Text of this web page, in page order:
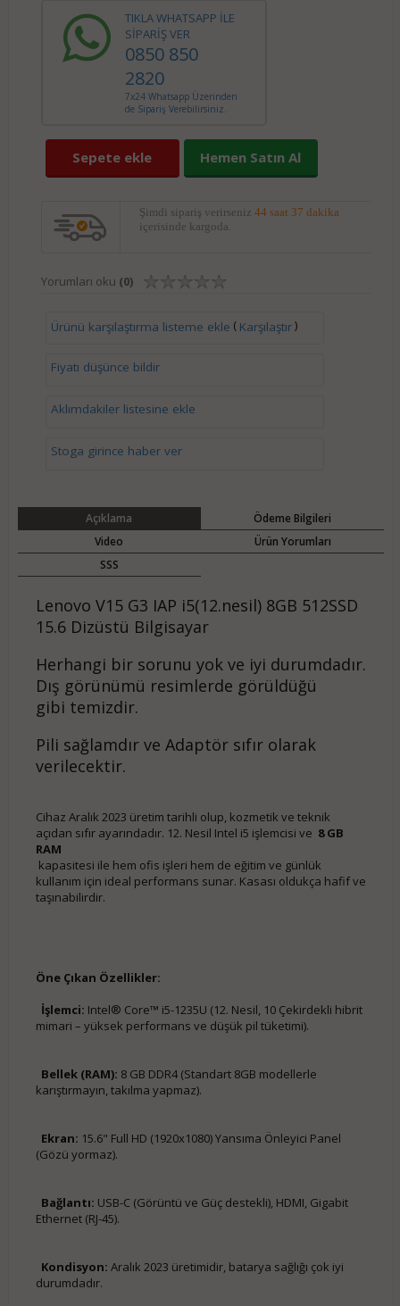
TIKLA WHATSAPP İLE
SİPARİŞ VER
0850 850
2820
7x24 Whatsapp Üzerinden
de Sipariş Verebilirsiniz.
Sepete ekle Hemen Satın Al
Şimdi sipariş verirseniz 44 saat 37 dakika
içerisinde kargoda.
Yorumları oku (0)
Ürünü karşılaştırma listeme ekle ( Karşılaştır)
Fiyatı düşünce bildir
Aklımdakiler listesine ekle
Stoga girince haber ver
Açıklama
Ödeme Bilgileri
Video
Ürün Yorumları
SSS
Lenovo V15 G3 IAP i5(12.nesil) 8GB 512SSD
15.6 Dizüstü Bilgisayar
Herhangi bir sorunu yok ve iyi durumdadır.
Dış görünümü resimlerde görüldüğü
gibi temizdir.
Pili sağlamdır ve Adaptör sıfır olarak
verilecektir.
Cihaz Aralık 2023 üretim tarihli olup, kozmetik ve teknik
açıdan sıfır ayarındadır. 12. Nesil Intel i5 işlemcisi ve 8 GB
RAM
kapasitesi ile hem ofis işleri hem de eğitim ve günlük
kullanım için ideal performans sunar. Kasası oldukça hafif ve
taşınabilirdir.
Öne Çıkan Özellikler:
İşlemci: Intel® Core™ i5-1235U (12. Nesil, 10 Çekirdekli hibrit
mimari – yüksek performans ve düşük pil tüketimi).
Bellek (RAM): 8 GB DDR4 (Standart 8GB modellerle
karıştırmayın, takılma yapmaz).
Ekran: 15.6" Full HD (1920x1080) Yansıma Önleyici Panel
(Gözü yormaz).
Bağlantı: USB-C (Görüntü ve Güç destekli), HDMI, Gigabit
Ethernet (RJ-45).
Kondisyon: Aralık 2023 üretimidir, batarya sağlığı çok iyi
durumdadır.